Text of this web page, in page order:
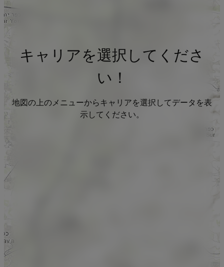
キャリアを選択してくださ
い！
地図の上のメニューからキャリアを選択してデータを表
示してください。